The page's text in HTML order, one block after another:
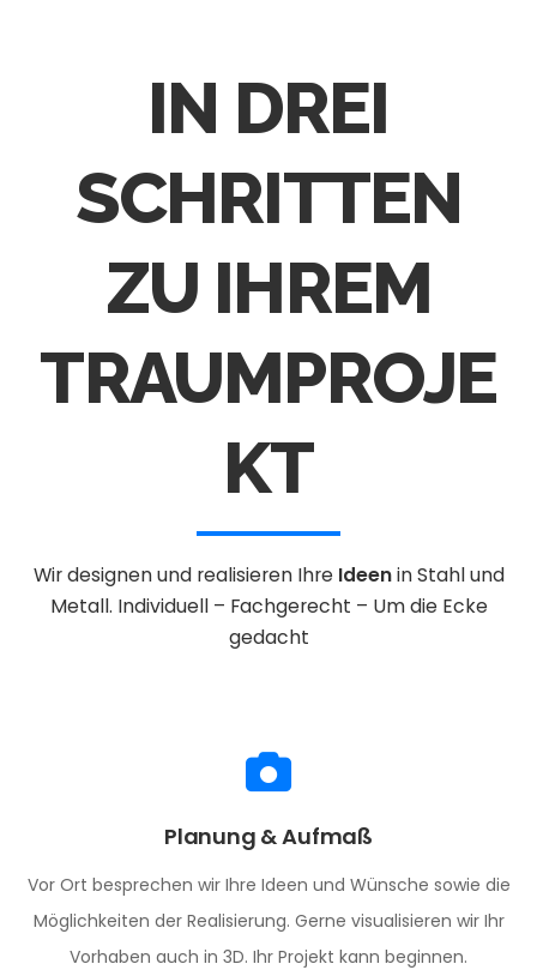
IN DREI
SCHRITTEN
ZU IHREM
TRAUMPROJE
KT
Wir designen und realisieren Ihre Ideenin Stahl und
Metall. Individuell – Fachgerecht – Um die Ecke
gedacht
Planung & Aufmaß
Vor Ort besprechen wir Ihre Ideen und Wünsche sowie die
Möglichkeiten der Realisierung. Gerne visualisieren wir Ihr
Vorhaben auch in 3D. Ihr Projekt kann beginnen.